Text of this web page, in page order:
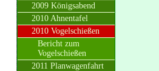
2009 Königsabend
2010 Ahnentafel
2010 Vogelschießen
Bericht zum
Vogelschießen
2011 Planwagenfahrt